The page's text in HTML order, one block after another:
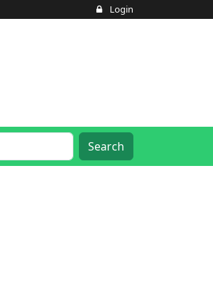
Login
Search